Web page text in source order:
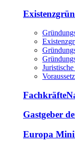
Gastgeber
Europa